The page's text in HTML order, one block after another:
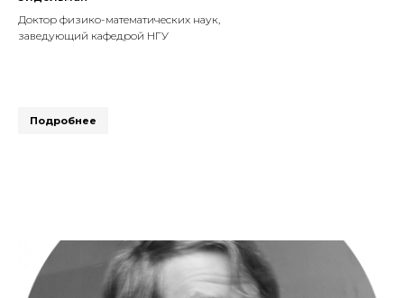
Доктор физико-математических наук,
заведующий кафедрой НГУ
Подробнее